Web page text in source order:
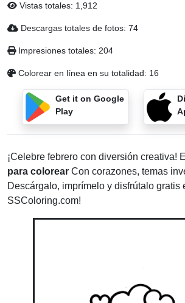
Vistas totales: 1,912
Descargas totales de fotos: 74
Impresiones totales: 204
Colorear en línea en su totalidad: 16
Get it on Google
Play
¡Celebre febrero con diversión creativa!
para colorear Con corazones, temas
Descárgalo, imprímelo y disfrútalo gratis
SSColoring.com!